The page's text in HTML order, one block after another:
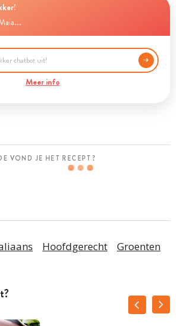
Meer info
VOND JE HET RECEPT?
Hoofdgerecht
Groenten